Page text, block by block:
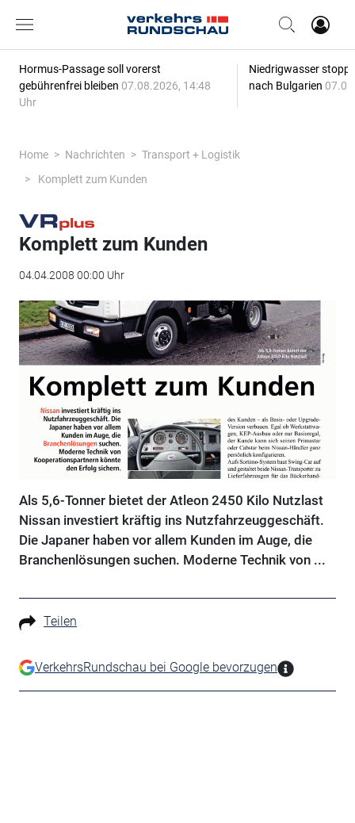
Hormus-Passage soll vorerst
gebührenfrei bleiben 07.08.2026, 14:48
Uhr
Niedrigwasser
nach Bulgarien
Home Nachrichten
Transport + Logistik
Komplett zum Kunden
Komplett zum Kunden
04.04.2008 00:00 Uhr
Als 5,6-Tonner bietet der Atleon 2450 Kilo Nutzlast
Nissan investiert kräftig ins Nutzfahrzeuggeschäft.
Die Japaner haben vor allem Kunden im Auge, die
Branchenlösungen suchen. Moderne Technik von ...
Teilen
VerkehrsRundschau bei Google bevorzugen